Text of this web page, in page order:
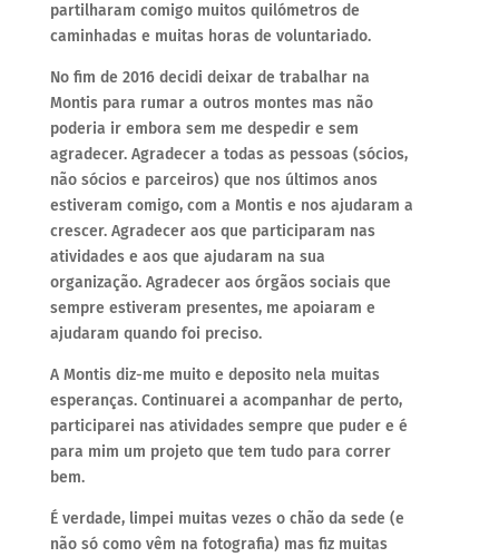
partilharam comigo muitos quilómetros de
caminhadas e muitas horas de voluntariado.
No fim de 2016 decidi deixar de trabalhar na
Montis para rumar a outros montes mas não
poderia ir embora sem me despedir e sem
agradecer. Agradecer a todas as pessoas (sócios,
não sócios e parceiros) que nos últimos anos
estiveram comigo, com a Montis e nos ajudaram a
crescer. Agradecer aos que participaram nas
atividades e aos que ajudaram na sua
organização. Agradecer aos órgãos sociais que
sempre estiveram presentes, me apoiaram e
ajudaram quando foi preciso.
A Montis diz-me muito e deposito nela muitas
esperanças. Continuarei a acompanhar de perto,
participarei nas atividades sempre que puder e é
para mim um projeto que tem tudo para correr
bem.
É verdade, limpei muitas vezes o chão da sede (e
não só como vêm na fotografia) mas fiz muitas